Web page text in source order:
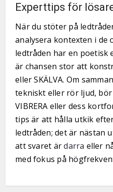
Experttips för
När du stöter på
analysera kontexten i de
ledtråden har en poetisk
är chansen stor att
eller SKÄLVA. Om
tekniskt eller rör ljud,
VIBRERA eller dess
tips är att hålla utkik
ledtråden; det är nästan
att svaret ärdarra eller
med fokus på